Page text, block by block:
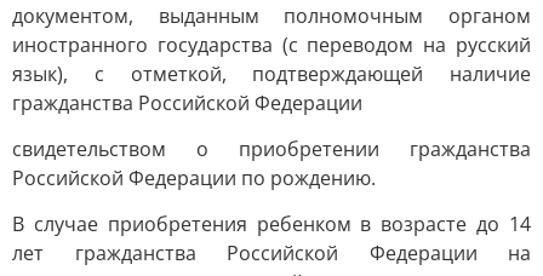
документом, выданным полномочным органом
иностранного государства (с переводом на русский
язык), с отметкой, подтверждающей наличие
гражданства Российской Федерации
свидетельством о приобретении гражданства
Российской Федерации по рождению.
В случае приобретения ребенком в возрасте до 14
лет гражданства Российской Федерации на